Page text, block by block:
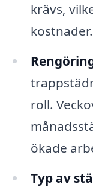
krävs,
kostnader.
roll.
ökade
Typ av